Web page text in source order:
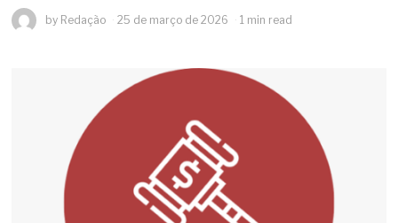
by Redação 25 de março de 2026 1 min read